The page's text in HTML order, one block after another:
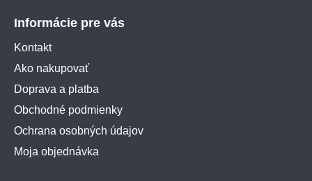
Informácie pre vás
Kontakt
Ako nakupovať
Doprava a platba
Obchodné podmienky
Ochrana osobných údajov
Moja objednávka